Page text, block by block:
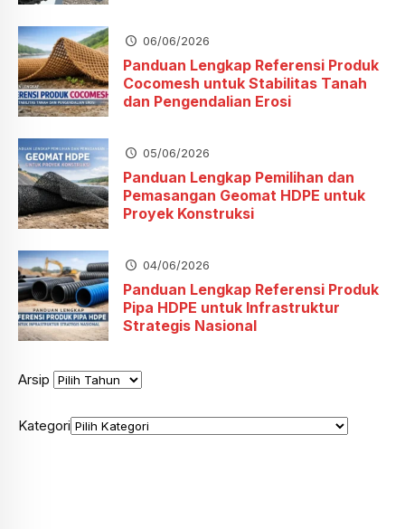
06/06/2026
Panduan Lengkap Referensi Produk
Cocomesh untuk Stabilitas Tanah
dan Pengendalian Erosi
05/06/2026
Panduan Lengkap Pemilihan dan
Pemasangan Geomat HDPE untuk
Proyek Konstruksi
04/06/2026
Panduan Lengkap Referensi Produk
Pipa HDPE untuk Infrastruktur
Strategis Nasional
Arsip
Kategori